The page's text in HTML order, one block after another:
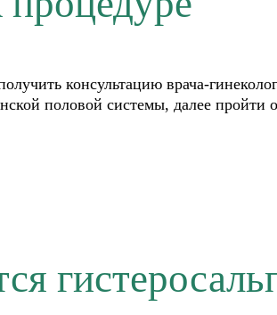
консультацию врача-
половой системы, далее пройти